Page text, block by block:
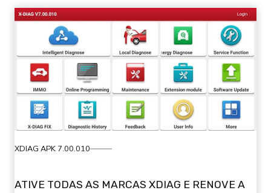
XDIAG APK 7.00.010
ATIVE TODAS AS MARCAS XDIAG E RENOVE A